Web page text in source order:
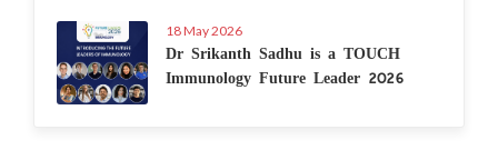
18 May 2026
Dr Srikanth Sadhu is a TOUCH
Immunology Future Leader 2026